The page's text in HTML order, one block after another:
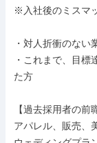
※入社後のミスマ
・対人折衝のない
・これまで、目標
た方
【過去採用者の前
アパレル、販売、